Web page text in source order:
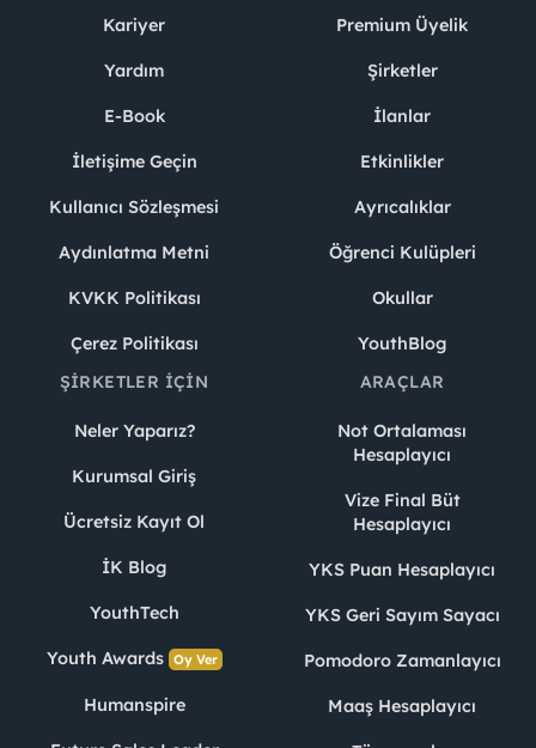
Kariyer
Yardım
E-Book
İletişime Geçin
Kullanıcı Sözleşmesi
Aydınlatma Metni
KVKK Politikası
Çerez Politikası
Premium Üyelik
Şirketler
İlanlar
Etkinlikler
Ayrıcalıklar
Öğrenci Kulüpleri
Okullar
YouthBlog
ŞIRKETLER İÇIN
Neler Yaparız?
Kurumsal Giriş
Ücretsiz Kayıt Ol
İK Blog
YouthTech
Youth Awards Oy Ver
Humanspire
ARAÇLAR
Not Ortalaması
Hesaplayıcı
Vize Final Büt
Hesaplayıcı
YKS Puan Hesaplayıcı
YKS Geri Sayım Sayacı
Pomodoro Zamanlayıcı
Maaş Hesaplayıcı